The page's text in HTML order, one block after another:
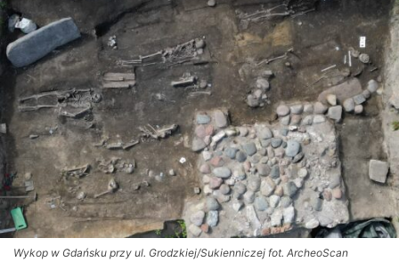
Wykop w Gdańsku przy ul. Grodzkiej/Sukienniczej fot. ArcheoScan